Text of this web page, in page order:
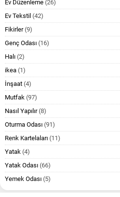
Ev Düzenleme (26)
Ev Tekstil (42)
Fikirler(9)
Genç Odası (16)
Halı (2)
ikea (1)
İnşaat (4)
Mutfak (97)
Nasıl Yapılır(8)
Oturma Odası (91)
Renk Kartelaları (11)
Yatak (4)
Yatak Odası (66)
Yemek Odası (5)